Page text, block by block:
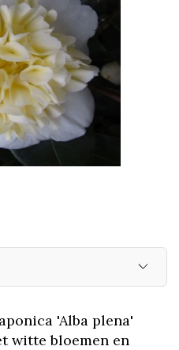
'Alba plena'
witte bloemen en